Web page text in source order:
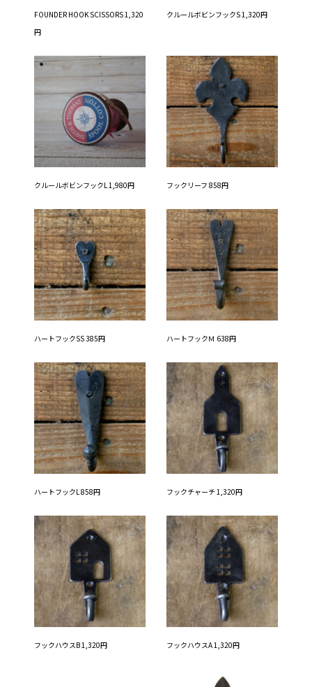
FOUNDER HOOK SCISSORS 1,320
円
クルールボビンフックS 1,320円
クルールボビンフックL 1,980円 フックリーフ 858円
ハートフックSS 385円 ハートフックＭ 638円
ハートフックL 858円 フックチャーチ 1,320円
フックハウスB 1,320円 フックハウスA 1,320円